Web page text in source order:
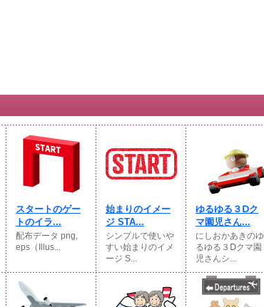
スタートのゲー
トのイラ...
配布データ png,
eps（Illus...
始まりのイメー
ジ STA...
シンプルで使いや
すい始まりのイメ
ージ S...
ゆるゆる３Ⅾク
マ園児さん...
にしおかあきのゆ
るゆる３Ⅾクマ園
児さんシ...